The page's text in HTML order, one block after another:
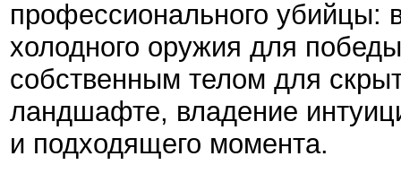
профессионального убийцы:
холодного оружия для
собственным телом для
ландшафте, владение
и подходящего момента.